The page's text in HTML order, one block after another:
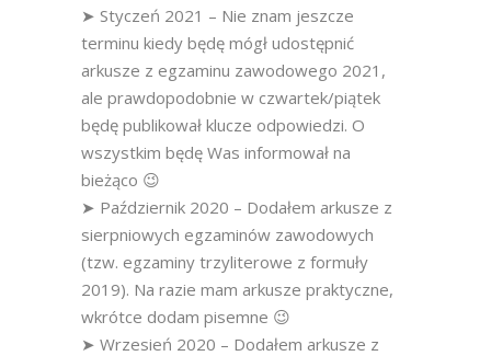
➤ Styczeń 2021 – Nie znam jeszcze
terminu kiedy będę mógł udostępnić
arkusze z egzaminu zawodowego 2021,
ale prawdopodobnie w czwartek/piątek
będę publikował klucze odpowiedzi. O
wszystkim będę Was informował na
bieżąco 😉
➤ Październik 2020 – Dodałem arkusze z
sierpniowych egzaminów zawodowych
(tzw. egzaminy trzyliterowe z formuły
2019). Na razie mam arkusze praktyczne,
wkrótce dodam pisemne 😉
➤ Wrzesień 2020 – Dodałem arkusze z